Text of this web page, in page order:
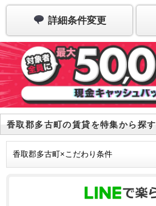
詳細条件変更
香取郡多古町の賃貸を特集から探す
香取郡多古町×こだわり条件